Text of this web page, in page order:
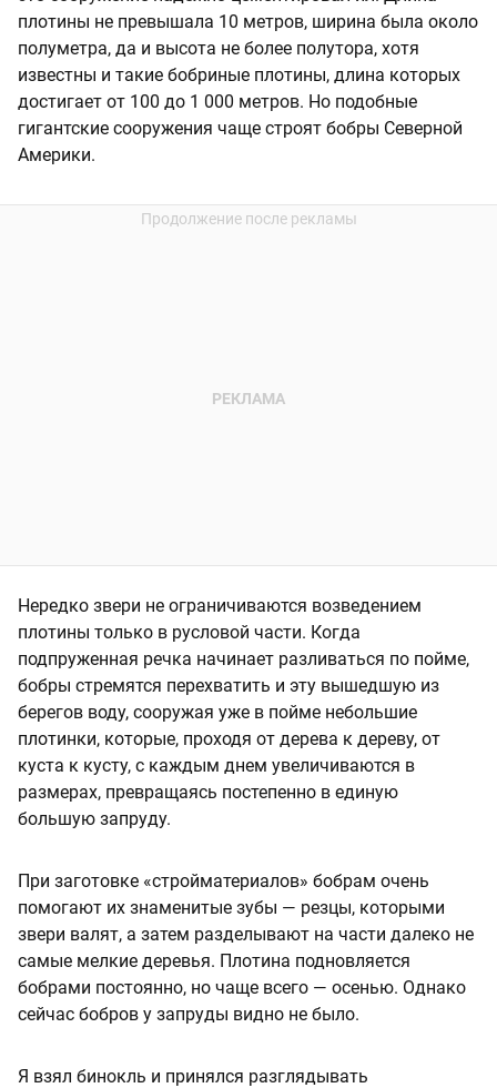
плотины не превышала 10 метров, ширина была около
полуметра, да и высота не более полутора, хотя
известны и такие бобриные плотины, длина которых
достигает от 100 до 1 000 метров. Но подобные
гигантские сооружения чаще строят бобры Северной
Америки.
Нередко звери не ограничиваются возведением
плотины только в русловой части. Когда
подпруженная речка начинает разливаться по пойме,
бобры стремятся перехватить и эту вышедшую из
берегов воду, сооружая уже в пойме небольшие
плотинки, которые, проходя от дерева к дереву, от
куста к кусту, с каждым днем увеличиваются в
размерах, превращаясь постепенно в единую
большую запруду.
При заготовке «стройматериалов» бобрам очень
помогают их знаменитые зубы — резцы, которыми
звери валят, а затем разделывают на части далеко не
самые мелкие деревья. Плотина подновляется
бобрами постоянно, но чаще всего — осенью. Однако
сейчас бобров у запруды видно не было.
Я взял бинокль и принялся разглядывать